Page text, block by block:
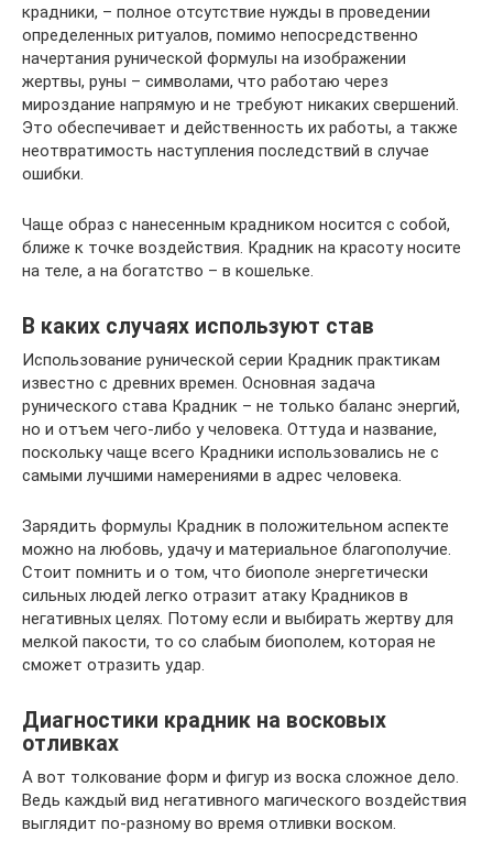
крадники, – полное отсутствие нужды в проведении
определенных ритуалов, помимо непосредственно
начертания рунической формулы на изображении
жертвы, руны – символами, что работаю через
мироздание напрямую и не требуют никаких свершений.
Это обеспечивает и действенность их работы, а также
неотвратимость наступления последствий в случае
ошибки.
Чаще образ с нанесенным крадником носится с собой,
ближе к точке воздействия. Крадник на красоту носите
на теле, а на богатство – в кошельке.
В каких случаях используют став
Использование рунической серии Крадник практикам
известно с древних времен. Основная задача
рунического става Крадник – не только баланс энергий,
но и отъем чего-либо у человека. Оттуда и название,
поскольку чаще всего Крадники использовались не с
самыми лучшими намерениями в адрес человека.
Зарядить формулы Крадник в положительном аспекте
можно на любовь, удачу и материальное благополучие.
Стоит помнить и о том, что биополе энергетически
сильных людей легко отразит атаку Крадников в
негативных целях. Потому если и выбирать жертву для
мелкой пакости, то со слабым биополем, которая не
сможет отразить удар.
Диагностики крадник на восковых
отливках
А вот толкование форм и фигур из воска сложное дело.
Ведь каждый вид негативного магического воздействия
выглядит по-разному во время отливки воском.